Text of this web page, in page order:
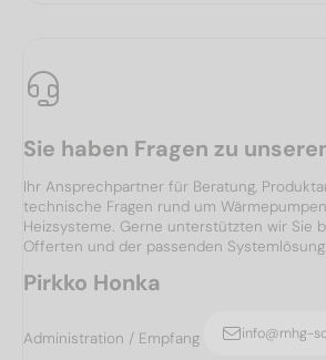
Sie haben Fragen zu
Ihr Ansprechpartner für Beratung,
technische Fragen rund um
Heizsysteme. Gerne unterstützten wir Sie
Offerten und der passenden Systemlösung.
Pirkko Honka
Administration / Empfang info@mhg-